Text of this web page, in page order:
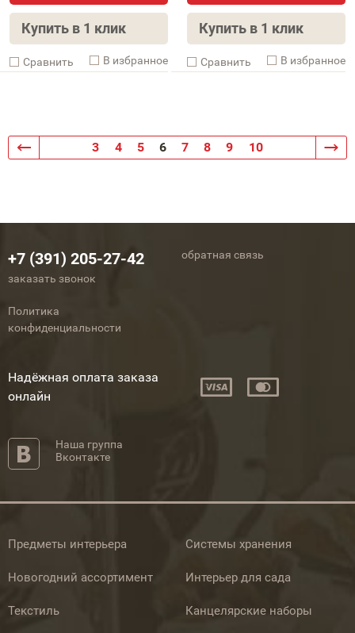
Купить в 1 клик
Cравнить В избранное
Купить в 1 клик
Cравнить В избранное
3 4 5 6 7 8 9 10
+7 (391) 205-27-42
заказать звонок
обратная связь
Политика
конфиденциальности
Надёжная оплата заказа
онлайн
Наша группа
Вконтакте
Предметы интерьера
Новогодний ассортимент
Текстиль
Системы хранения
Интерьер для сада
Канцелярские наборы